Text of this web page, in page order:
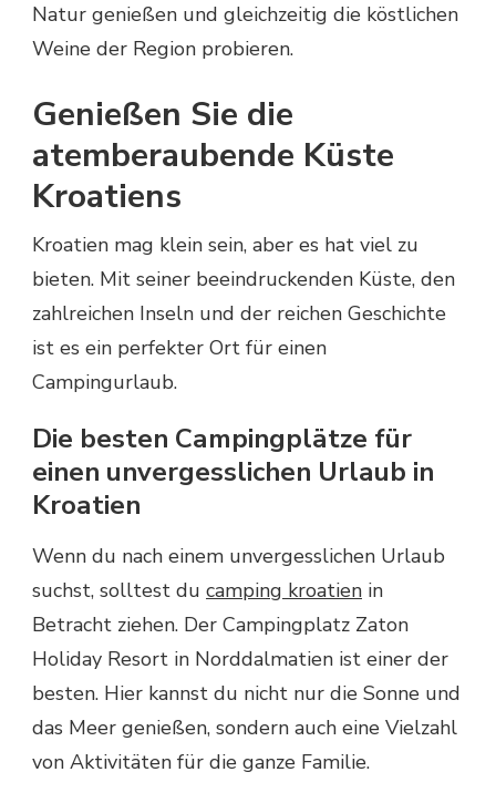
Natur genießen und gleichzeitig die köstlichen
Weine der Region probieren.
Genießen Sie die
atemberaubende Küste
Kroatiens
Kroatien mag klein sein, aber es hat viel zu
bieten. Mit seiner beeindruckenden Küste, den
zahlreichen Inseln und der reichen Geschichte
ist es ein perfekter Ort für einen
Campingurlaub.
Die besten Campingplätze für
einen unvergesslichen Urlaub in
Kroatien
Wenn du nach einem unvergesslichen Urlaub
suchst, solltest du camping kroatien in
Betracht ziehen. Der Campingplatz Zaton
Holiday Resort in Norddalmatien ist einer der
besten. Hier kannst du nicht nur die Sonne und
das Meer genießen, sondern auch eine Vielzahl
von Aktivitäten für die ganze Familie.